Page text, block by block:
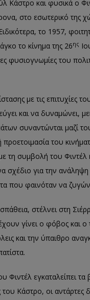
Κάστρο και φυσικά ο
στο εσωτερικό της
το 1957,
το κίνημα της 26ης
φυσιογνωμίες του
με τις επιτυχίες
και να δυναμώνει,
συναντώνται μαζί
του
τη συμβολή του
για την ανάληψη
που φαινόταν να
στέλνει στη
γίνει ο φόβος και
και την ύπαιθρο
εγκαταλείπει τα
Κάστρο, οι αντάρτες